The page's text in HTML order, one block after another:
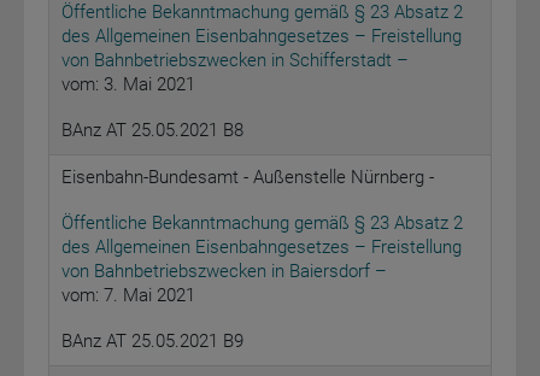
Öffentliche Bekanntmachung gemäß § 23 Absatz 2
des Allgemeinen Eisenbahngesetzes – Freistellung
von Bahnbetriebszwecken in Schifferstadt –
vom: 3. Mai 2021
BAnz AT 25.05.2021 B8
Eisenbahn-Bundesamt - Außenstelle Nürnberg -
Öffentliche Bekanntmachung gemäß § 23 Absatz 2
des Allgemeinen Eisenbahngesetzes – Freistellung
von Bahnbetriebszwecken in Baiersdorf –
vom: 7. Mai 2021
BAnz AT 25.05.2021 B9